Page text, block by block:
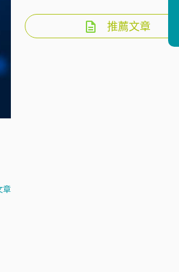
章
推薦文章